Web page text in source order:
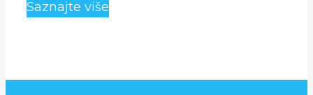
bila:
Saznajte više